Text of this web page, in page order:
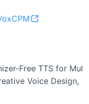
Free TTS for Mul
Voice Design,